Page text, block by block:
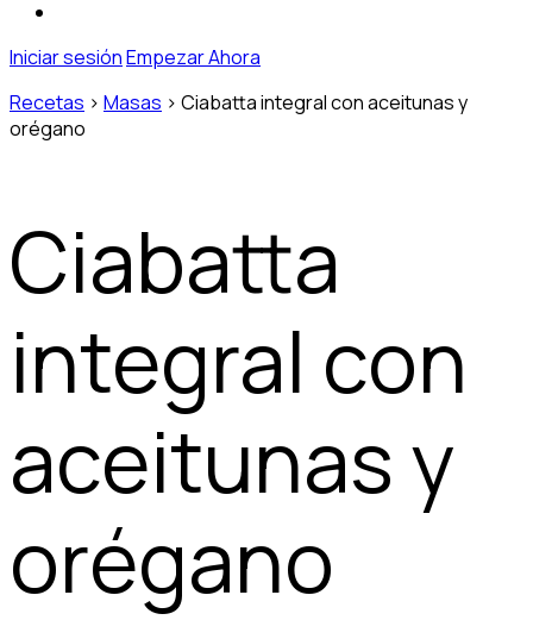
Iniciar sesiónEmpezar Ahora
Recetas > Masas > Ciabatta integral con aceitunas y
orégano
Ciabatta
integral con
aceitunas y
orégano